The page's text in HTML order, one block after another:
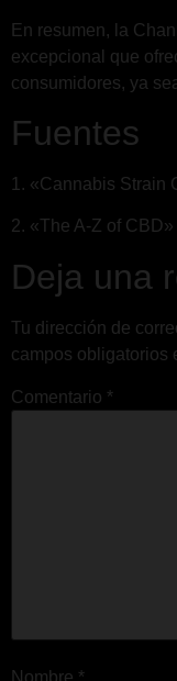
En resumen, la
excepcional que
consumidores, ya
Fuentes
1. «Cannabis Strain
2. «The A-Z of
Deja una
Tu dirección de
campos obligatorios
Comentario *